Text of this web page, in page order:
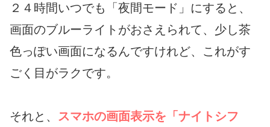
２４時間いつでも「夜間モード」にすると、
画面のブルーライトがおさえられて、少し茶
色っぽい画面になるんですけれど、これがす
ごく目がラクです。
それと、 スマホの画面表示を「ナイトシフ